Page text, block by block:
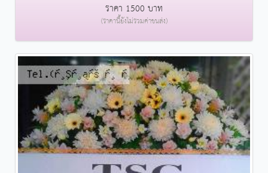
ราคา 1500 บาท
(ราคานี้ยังไม่รวมค่าขนส่ง)